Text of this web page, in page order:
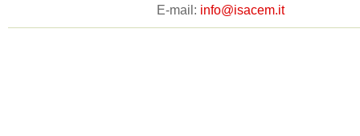
E-mail: info@isacem.it